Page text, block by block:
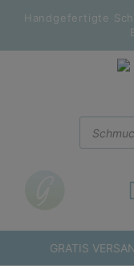
Handgefertigte
GRATIS